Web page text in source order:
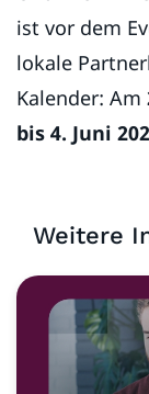
ist vor dem
lokale
Kalender: Am
bis 4. Juni
Weitere